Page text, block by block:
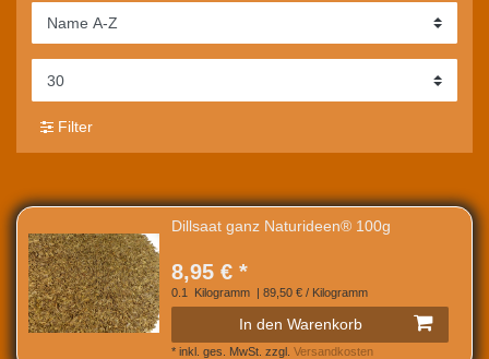
Filter
Dillsaat ganz Naturideen® 100g
8,95 € *
0.1 Kilogramm | 89,50 € / Kilogramm
In den Warenkorb
* inkl. ges. MwSt. zzgl. Versandkosten